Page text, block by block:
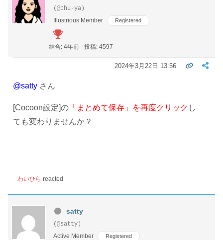
(@chu-ya)
Illustrious Member
Registered
結合: 4年前 投稿: 4597
2024年3月22日 13:56
@satty さん
[Cocoon設定]の 「まとめて保存」を再度クリック し
ても変わりませんか？
わいひら reacted
satty
(@satty)
Active Member
Registered